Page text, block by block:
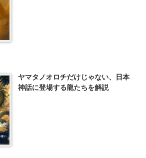
ヤマタノオロチだけじゃない、日本
神話に登場する龍たちを解説